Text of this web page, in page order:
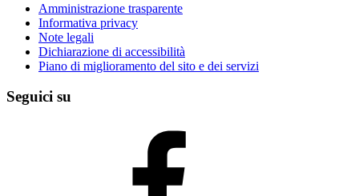
Amministrazione trasparente
Informativa privacy
Note legali
Dichiarazione di accessibilità
Piano di miglioramento del sito e dei servizi
Seguici su